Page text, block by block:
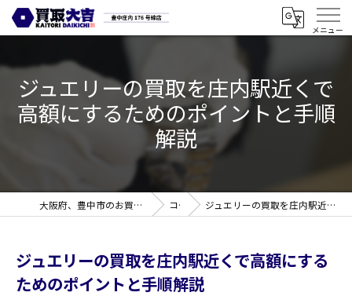
ジュエリーの買取を庄内駅近くで
高額にするためのポイントと手順
解説
大阪府、豊中市のお買取なら買取大吉 豊中庄内176号線店 コラム ジュエリーの買取を庄内駅近くで高額にするためのポイントと手順解説
ジュエリーの買取を庄内駅近くで高額にする
ためのポイントと手順解説